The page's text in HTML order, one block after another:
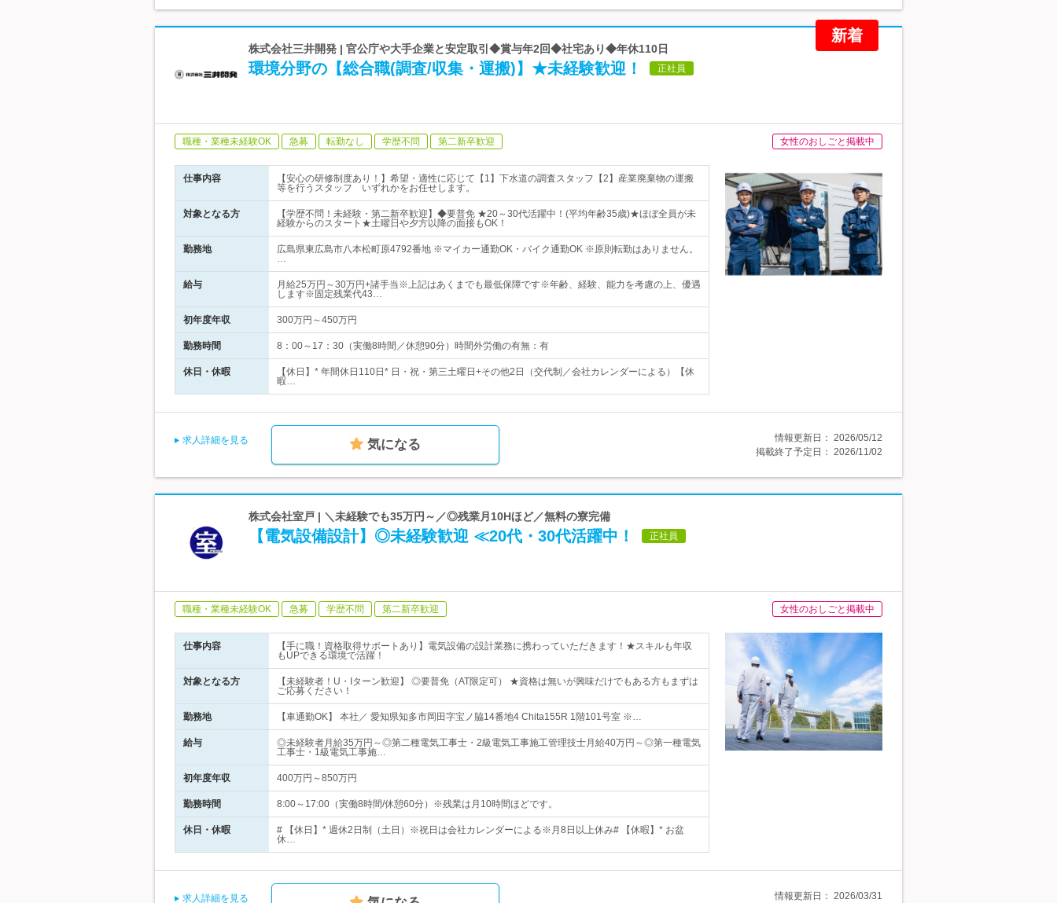
新着
株式会社三井開発 | 官公庁や大手企業と安定取引◆賞与年2回◆社宅あり◆年休110日
環境分野の【総合職(調査/収集・運搬)】★未経験歓迎！ 正社員
職種・業種未経験OK 急募 転勤なし 学歴不問 第二新卒歓迎 女性のおしごと掲載中
仕事内容
【安心の研修制度あり！】希望・適性に応じて【1】下水道の調査スタッフ【2】産業廃棄物の運搬
等を行うスタッフ いずれかをお任せします。
対象となる方
【学歴不問！未経験・第二新卒歓迎】◆要普免 ★20～30代活躍中！(平均年齢35歳)★ほぼ全員が未
経験からのスタート★土曜日や夕方以降の面接もOK！
勤務地
広島県東広島市八本松町原4792番地 ※マイカー通勤OK・バイク通勤OK ※原則転勤はありません。
…
給与
月給25万円～30万円+諸手当※上記はあくまでも最低保障です※年齢、経験、能力を考慮の上、優遇
します※固定残業代43…
初年度年収 300万円～450万円
勤務時間 8：00～17：30（実働8時間／休憩90分）時間外労働の有無：有
休日・休暇
【休日】* 年間休日110日* 日・祝・第三土曜日+その他2日（交代制／会社カレンダーによる）【休
暇…
求人詳細を見る 気になる 情報更新日： 2026/05/12
掲載終了予定日： 2026/11/02
株式会社室戸 | ＼未経験でも35万円～／◎残業月10Hほど／無料の寮完備
【電気設備設計】◎未経験歓迎 ≪20代・30代活躍中！ 正社員
職種・業種未経験OK 急募 学歴不問 第二新卒歓迎 女性のおしごと掲載中
仕事内容
【手に職！資格取得サポートあり】電気設備の設計業務に携わっていただきます！★スキルも年収
もUPできる環境で活躍！
対象となる方
【未経験者！U・Iターン歓迎】 ◎要普免（AT限定可） ★資格は無いが興味だけでもある方もまずは
ご応募ください！
勤務地 【車通勤OK】 本社／ 愛知県知多市岡田字宝ノ脇14番地4 Chita155R 1階101号室 ※…
給与
◎未経験者月給35万円～◎第二種電気工事士・2級電気工事施工管理技士月給40万円～◎第一種電気
工事士・1級電気工事施…
初年度年収 400万円～850万円
勤務時間 8:00～17:00（実働8時間/休憩60分）※残業は月10時間ほどです。
休日・休暇
# 【休日】* 週休2日制（土日）※祝日は会社カレンダーによる※月8日以上休み# 【休暇】* お盆
休…
求人詳細を見る 情報更新日： 2026/03/31